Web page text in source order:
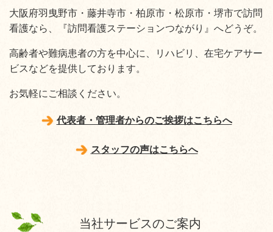
大阪府羽曳野市・藤井寺市・柏原市・松原市・堺市で訪問
看護なら、『訪問看護ステーションつながり』へどうぞ。
高齢者や難病患者の方を中心に、リハビリ、在宅ケアサー
ビスなどを提供しております。
お気軽にご相談ください。
代表者・管理者からのご挨拶はこちらへ
スタッフの声はこちらへ
当社サービスのご案内